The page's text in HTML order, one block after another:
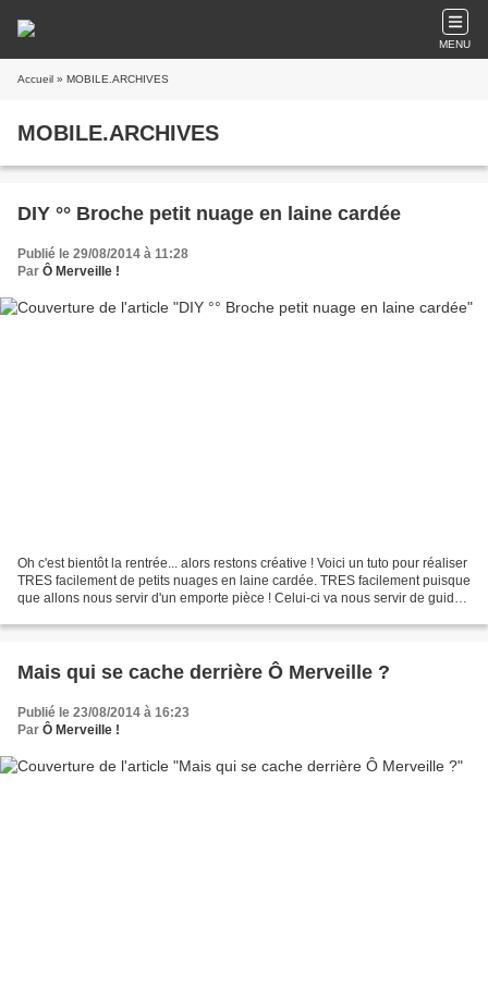
MENU
Accueil » MOBILE.ARCHIVES
MOBILE.ARCHIVES
DIY °° Broche petit nuage en laine cardée
Publié le 29/08/2014 à 11:28
Par Ô Merveille !
Oh c'est bientôt la rentrée... alors restons créative ! Voici un tuto pour réaliser
TRES facilement de petits nuages en laine cardée. TRES facilement puisque
que allons nous servir d'un emporte pièce ! Celui-ci va nous servir de guide,
Mais qui se cache derrière Ô Merveille ?
Publié le 23/08/2014 à 16:23
Par Ô Merveille !